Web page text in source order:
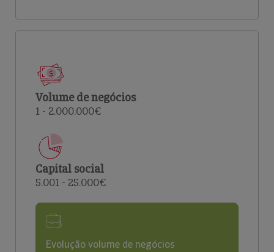
Volume de negócios
1 - 2.000.000€
Capital social
5.001 - 25.000€
Evolução volume de negócios